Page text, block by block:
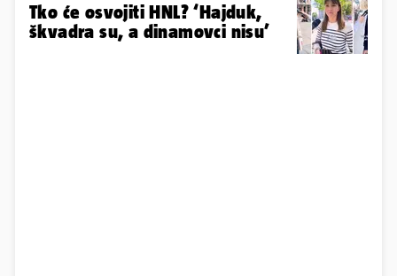
Tko će osvojiti HNL? ‘Hajduk,
škvadra su, a dinamovci nisu’